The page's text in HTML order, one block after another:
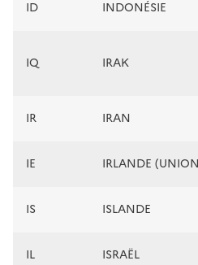
ID INDONÉSIE
IQ IRAK
IR IRAN
IE IRLANDE
IS ISLANDE
IL ISRAËL